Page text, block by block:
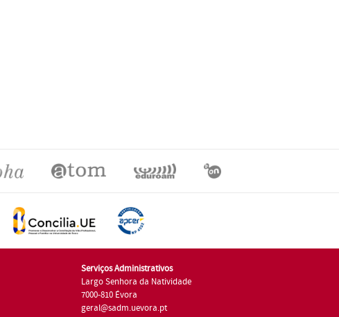
Serviços Administrativos
Largo Senhora da Natividade
7000-810 Évora
geral@sadm.uevora.pt